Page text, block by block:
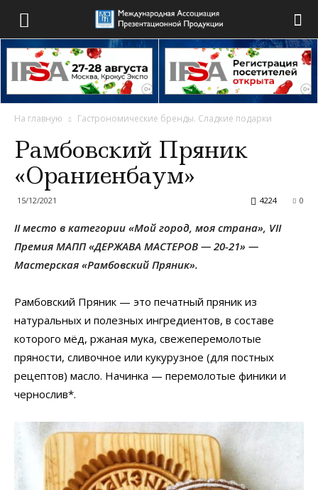
На главную Гастрономические бренды. Сладкие подарки
Рамбовский Пряник
«Ораниенбаум»
15/12/2021 0
4224
II место в категории «Мой город, моя страна», VII
Премия МАПП «ДЕРЖАВА МАСТЕРОВ — 20-21» —
Мастерская «Рамбовский Пряник».
Рамбовский Пряник — это печатный пряник из
натуральных и полезных ингредиентов, в составе
которого мёд, ржаная мука, свежеперемолотые
пряности, сливочное или кукурузное (для постных
рецептов) масло. Начинка — перемолотые финики и
чернослив*.